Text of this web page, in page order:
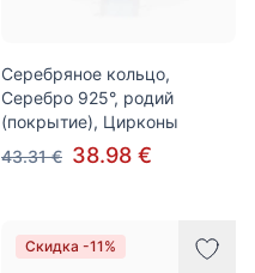
Серебряное кольцо,
Серебро 925°, родий
(покрытие), Цирконы
43.31 € 38.98 €
Скидка -11%